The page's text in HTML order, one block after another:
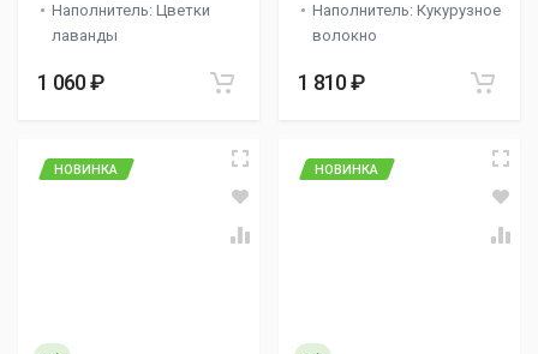
Наполнитель: Цветки
лаванды
1 060 ₽
Наполнитель: Кукурузное
волокно
1 810 ₽
НОВИНКА НОВИНКА